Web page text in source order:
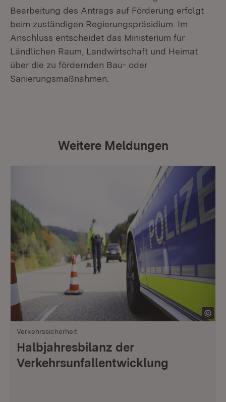
Bearbeitung des Antrags auf Förderung erfolgt
beim zuständigen Regierungspräsidium. Im
Anschluss entscheidet das Ministerium für
Ländlichen Raum, Landwirtschaft und Heimat
über die zu fördernden Bau- oder
Sanierungsmaßnahmen.
Weitere Meldungen
Verkehrssicherheit
Halbjahresbilanz der
Verkehrsunfallentwicklung